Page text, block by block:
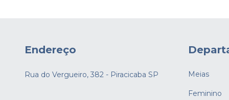
Endereço
Rua do Vergueiro, 382 - Piracicaba SP Meias
Feminino